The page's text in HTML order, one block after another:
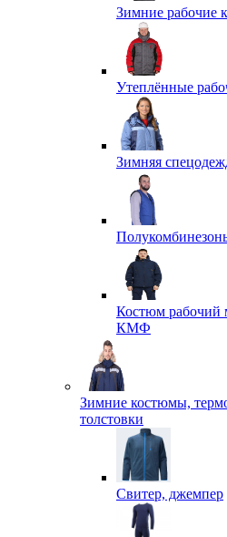
Зимние рабочие
Утеплённые
Зимняя
Костюм рабочий
КМФ
Зимние костюмы,
толстовки
Свитер, джемпер